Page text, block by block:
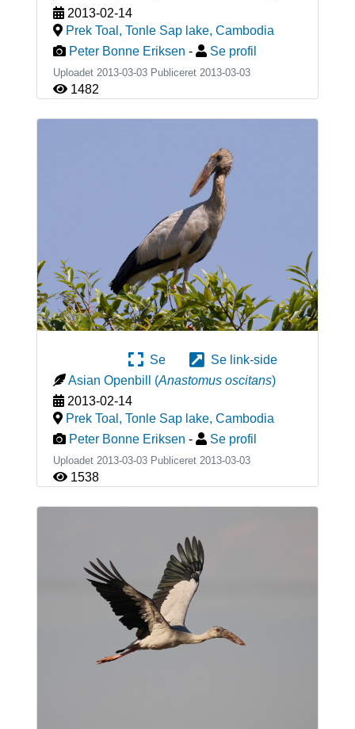
2013-02-14
Prek Toal, Tonle Sap lake, Cambodia
Peter Bonne Eriksen - Se profil
Uploadet 2013-03-03 Publiceret 2013-03-03
1482
Se
Se link-side
Asian Openbill
(Anastomus oscitans)
2013-02-14
Prek Toal, Tonle Sap lake, Cambodia
Peter Bonne Eriksen - Se profil
Uploadet 2013-03-03 Publiceret 2013-03-03
1538